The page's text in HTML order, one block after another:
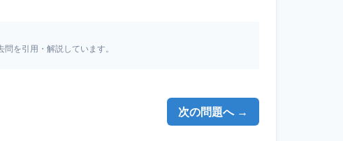
を引用・解説しています。
次の問題へ →